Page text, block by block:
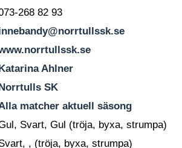
268 82 93
Ahlner
SK
matcher aktuell säsong
Svart, Gul (tröja, byxa, strumpa)
, (tröja, byxa, strumpa)